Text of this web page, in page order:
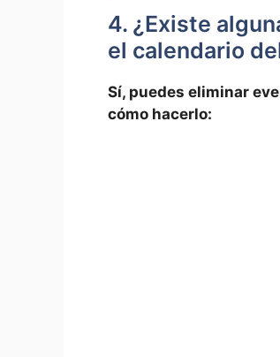
4. ​¿Existe
⁢el calendario
Sí, puedes eliminar
‌cómo hacerlo: